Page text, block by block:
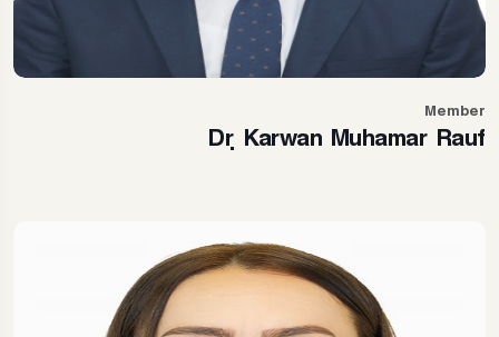
Member
Dr. Karwan Muhamar Rauf